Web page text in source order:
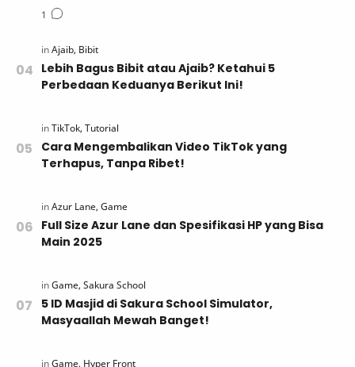
Lebih Bagus Bibit atau Ajaib? Ketahui 5
Perbedaan Keduanya Berikut Ini!
Cara Mengembalikan Video TikTok yang
Terhapus, Tanpa Ribet!
Full Size Azur Lane dan Spesifikasi HP yang Bisa
Main 2025
5 ID Masjid di Sakura School Simulator,
Masyaallah Mewah Banget!